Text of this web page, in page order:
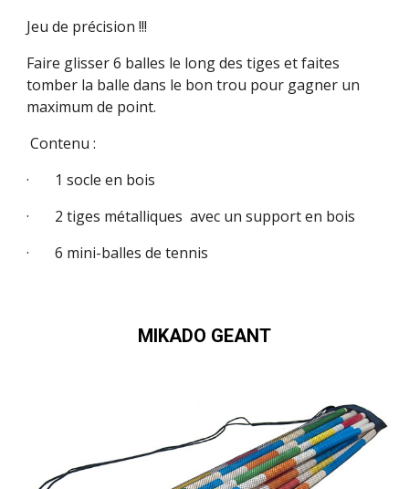
Jeu de précision !!!
Faire glisser 6 balles le long des tiges et faites
tomber la balle dans le bon trou pour gagner un
maximum de point.
Contenu :
· 1 socle en bois
· 2 tiges métalliques avec un support en bois
· 6 mini-balles de tennis
MIKADO GEANT